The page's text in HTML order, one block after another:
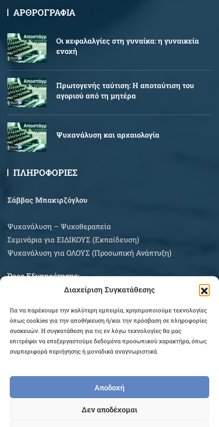
Διαχείριση Συγκατάθεσης
Για να παρέχουμε την καλύτερη εμπειρία, χρησιμοποιούμε τεχνολογίες
όπως cookies για την αποθήκευση ή/και την πρόσβαση σε πληροφορίες
συσκευών. Η συγκατάθεση για τις εν λόγω τεχνολογίες θα μας
επιτρέψει να επεξεργαστούμε δεδομένα προσωπικού χαρακτήρα, όπως
συμπεριφορά περιήγησης ή μοναδικά αναγνωριστικά.
Αποδοχή
Δεν αποδέχομαι
ΑΡΘΡΟΓΡΑΦΙΑ
Oι κεφαλαλγίες στη γυναίκα: η γυναικεία
ενοχή
Πρωτογενής ταύτιση: Η αποταύτιση του
αγοριού από τη μητέρα
Ψυχανάλυση και αρχαιολογία
ΠΛΗΡΟΦΟΡΙΕΣ
Σάββας Μπακιρζόγλου
Ψυχανάλυση – Ψυχοθεραπεία
Σεμινάρια για EIΔΙΚΟΥΣ (Εκπαίδευση)
Ψυχανάλυση για ΟΛΟΥΣ (Προσωπική Ανάπτυξη)
Ώρες Εξυπηρέτησης:
ΠΛΗΡΟΦΟΡΙΕΣ ΑΓΟΡΩΝ
COPYRIGHT © 2026 EPEKEINA.GR. DESIGNED BY
WEB_FOR_ALL